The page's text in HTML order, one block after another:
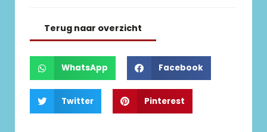
Terug naar overzicht
WhatsApp Facebook
Twitter Pinterest